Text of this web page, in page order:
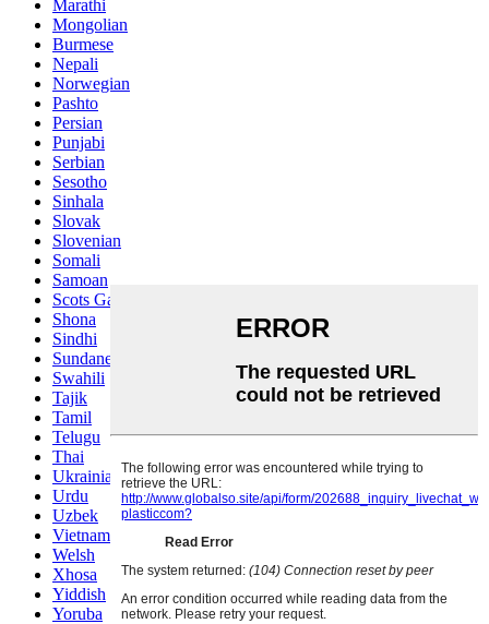
Marathi
Mongolian
Burmese
Nepali
Norwegian
Pashto
Persian
Punjabi
Serbian
Sesotho
Sinhala
Slovak
Slovenian
Somali
Samoan
Scots Gaelic
Shona
Sindhi
Sundanese
Swahili
Tajik
Tamil
Telugu
Thai
Ukrainian
Urdu
Uzbek
Vietnamese
Welsh
Xhosa
Yiddish
Yoruba